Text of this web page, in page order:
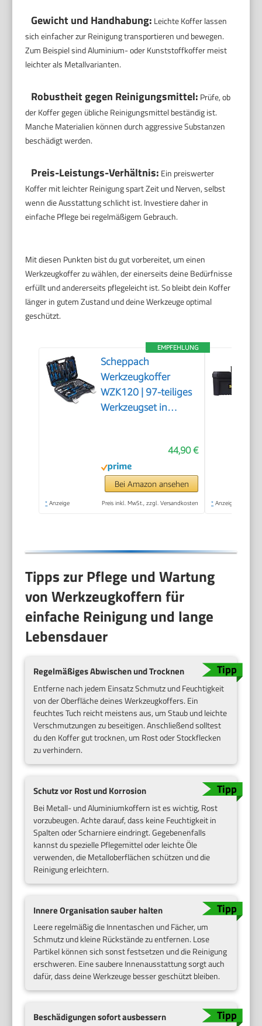
Gewicht und Handhabung: Leichte Koffer lassen
sich einfacher zur Reinigung transportieren und bewegen.
Zum Beispiel sind Aluminium- oder Kunststoffkoffer meist
leichter als Metallvarianten.
Robustheit gegen Reinigungsmittel: Prüfe, ob
der Koffer gegen übliche Reinigungsmittel beständig ist.
Manche Materialien können durch aggressive Substanzen
beschädigt werden.
Preis-Leistungs-Verhältnis: Ein preiswerter
Koffer mit leichter Reinigung spart Zeit und Nerven, selbst
wenn die Ausstattung schlicht ist. Investiere daher in
einfache Pflege bei regelmäßigem Gebrauch.
Mit diesen Punkten bist du gut vorbereitet, um einen
Werkzeugkoffer zu wählen, der einerseits deine Bedürfnisse
erfüllt und andererseits pflegeleicht ist. So bleibt dein Koffer
länger in gutem Zustand und deine Werkzeuge optimal
geschützt.
EMPFEHLUNG
Scheppach
Werkzeugkoffer
WZK120 | 97-teiliges
Werkzeugset in
gummiertem Griff |
Biteinsätze,
Schraubendreher,
44,90 €
Bei Amazon ansehen
* Anzeige Preis inkl. MwSt., zzgl. Versandkosten * Anzeige
Tipps zur Pflege und Wartung
von Werkzeugkoffern für
einfache Reinigung und lange
Lebensdauer
Regelmäßiges Abwischen und Trocknen
Entferne nach jedem Einsatz Schmutz und Feuchtigkeit
von der Oberfläche deines Werkzeugkoffers. Ein
feuchtes Tuch reicht meistens aus, um Staub und leichte
Verschmutzungen zu beseitigen. Anschließend solltest
du den Koffer gut trocknen, um Rost oder Stockflecken
zu verhindern.
Schutz vor Rost und Korrosion
Bei Metall- und Aluminiumkoffern ist es wichtig, Rost
vorzubeugen. Achte darauf, dass keine Feuchtigkeit in
Spalten oder Scharniere eindringt. Gegebenenfalls
kannst du spezielle Pflegemittel oder leichte Öle
verwenden, die Metalloberflächen schützen und die
Reinigung erleichtern.
Innere Organisation sauber halten
Leere regelmäßig die Innentaschen und Fächer, um
Schmutz und kleine Rückstände zu entfernen. Lose
Partikel können sich sonst festsetzen und die Reinigung
erschweren. Eine saubere Innenausstattung sorgt auch
dafür, dass deine Werkzeuge besser geschützt bleiben.
Beschädigungen sofort ausbessern